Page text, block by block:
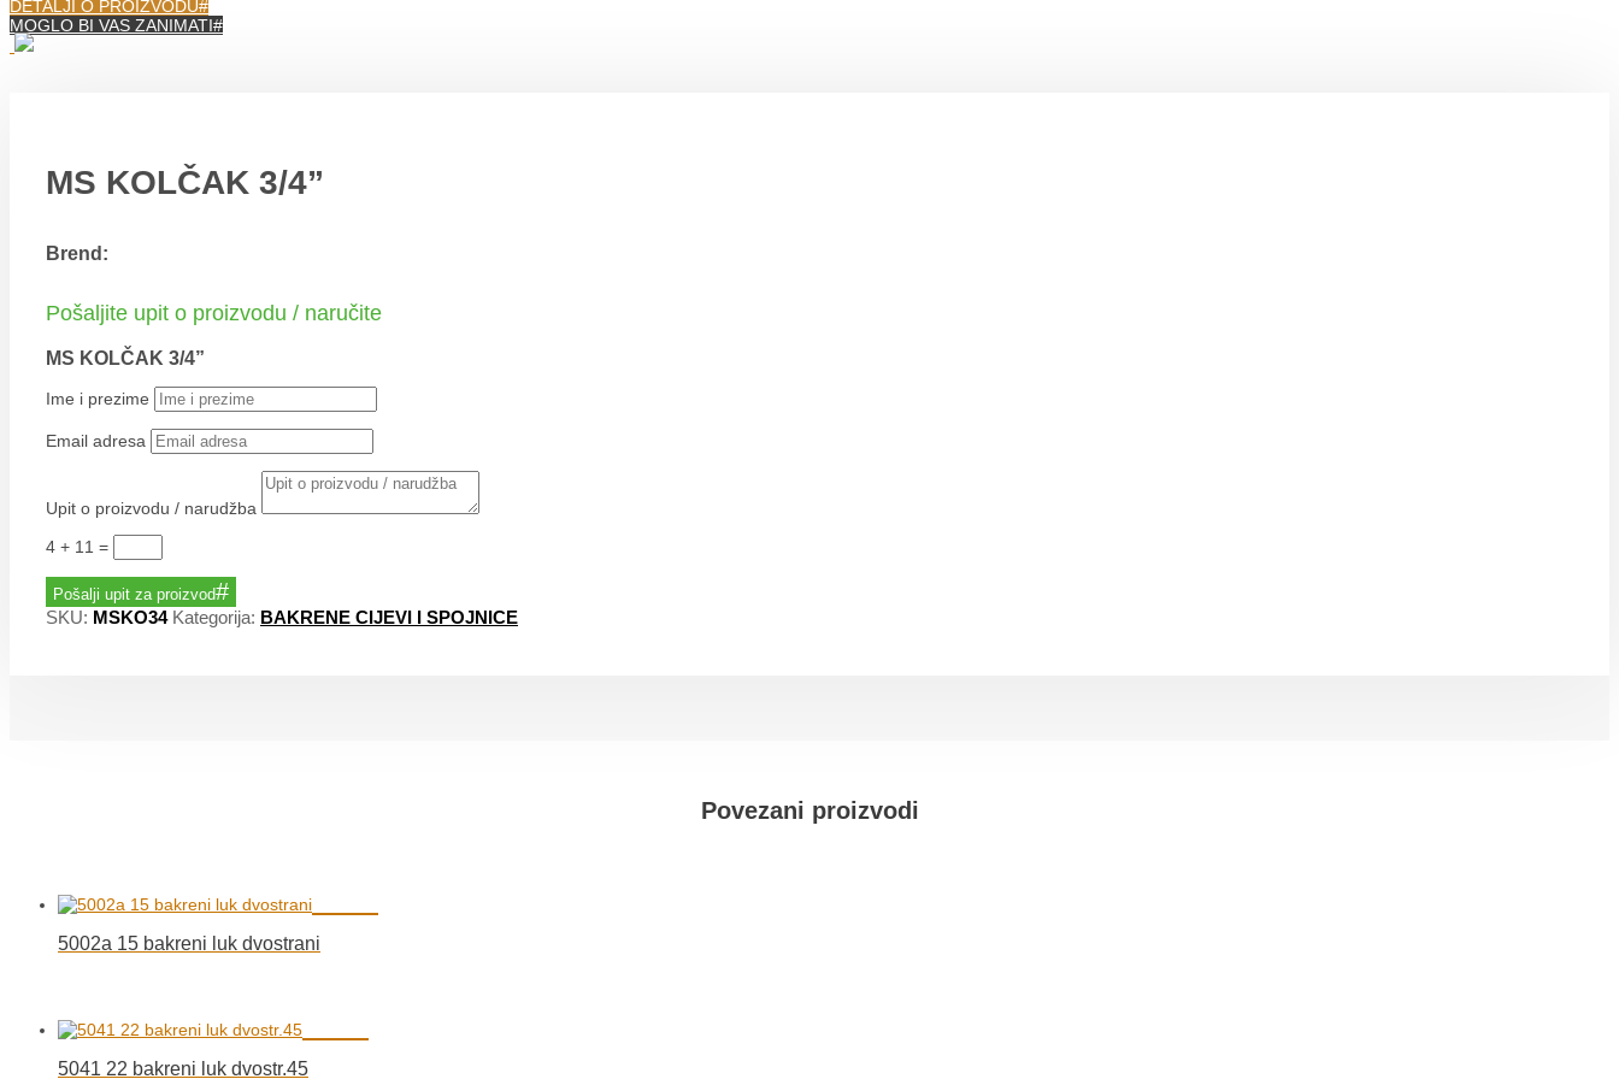
DETALJI O PROIZVODU
MOGLO BI VAS ZANIMATI
MS KOLČAK 3/4”
Brend:
Pošaljite upit o proizvodu / naručite
MS KOLČAK 3/4”
Ime i prezime
Email adresa
Upit o proizvodu / narudžba
4 + 11 =
Pošalji upit za proizvod
SKU: MSKO34 Kategorija: BAKRENE CIJEVI I SPOJNICE
Povezani proizvodi
5002a 15 bakreni luk dvostrani
5041 22 bakreni luk dvostr.45